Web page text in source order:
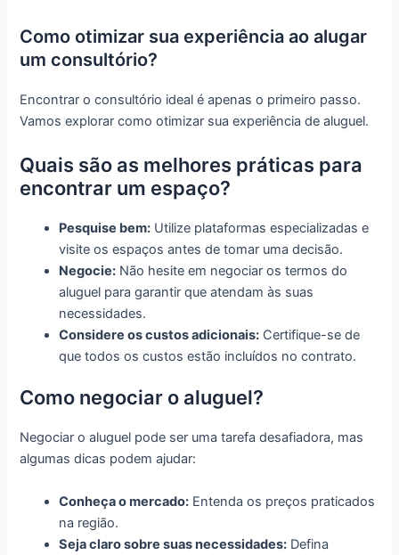
Como otimizar sua experiência ao alugar
um consultório?
Encontrar o consultório ideal é apenas o primeiro passo.
Vamos explorar como otimizar sua experiência de aluguel.
Quais são as melhores práticas para
encontrar um espaço?
Pesquise bem: Utilize plataformas especializadas e
visite os espaços antes de tomar uma decisão.
Negocie: Não hesite em negociar os termos do
aluguel para garantir que atendam às suas
necessidades.
Considere os custos adicionais: Certifique-se de
que todos os custos estão incluídos no contrato.
Como negociar o aluguel?
Negociar o aluguel pode ser uma tarefa desafiadora, mas
algumas dicas podem ajudar:
Conheça o mercado: Entenda os preços praticados
na região.
Seja claro sobre suas necessidades: Defina